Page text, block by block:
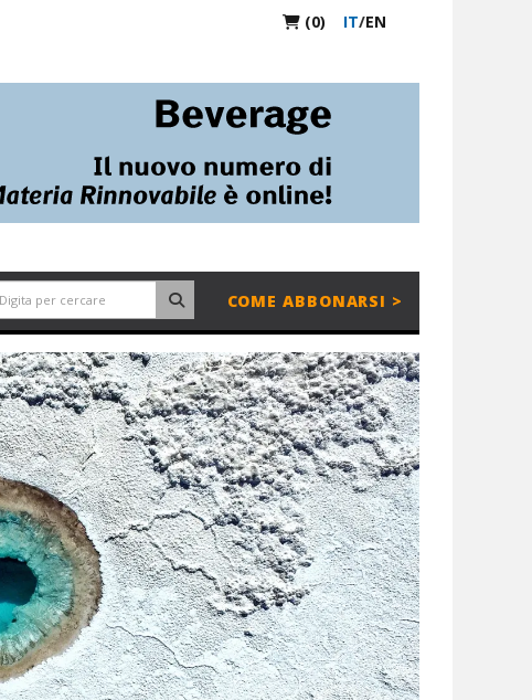
(0) IT/EN
COME ABBONARSI >